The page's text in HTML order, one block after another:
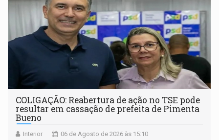
COLIGAÇÃO: Reabertura de ação no TSE pode
resultar em cassação de prefeita de Pimenta
Bueno
Interior 06 de Agosto de 2026 às 15:10